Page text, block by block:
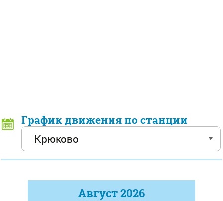
График движения по станции
Август2026